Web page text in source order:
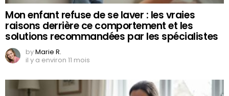
Mon enfant refuse de se laver : les vraies
raisons derrière ce comportement et les
solutions recommandées par les spécialistes
byMarie R.
il y a environ 11 mois